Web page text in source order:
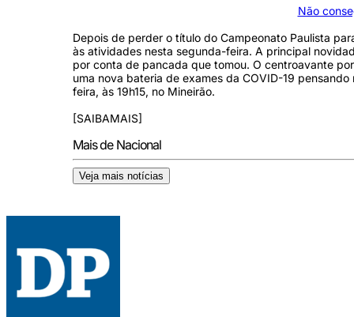
Não
Depois de perder o título do Campeonato Paulista
às atividades nesta segunda-feira. A principal
por conta de pancada que tomou. O centroavante
uma nova bateria de exames da COVID-19
feira, às 19h15, no Mineirão.
[SAIBAMAIS]
Mais de Nacional
Veja mais notícias